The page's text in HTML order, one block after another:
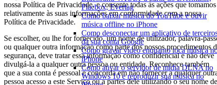
Flacbox, Evertag
Como baixar música do YouTube e ouvir
música offline no iPhone
Como desconectar um aplicativo de
da sua conta Google
Como gravar vídeo enquanto toca música
iPhone
Como ativar o servidor de mídia DLNA no
Windows 10 e reproduzir sua música no
nossa Política de Privacidade, e consente todas as ações que tomamos
relativamente às suas informações em conformidade com a nossa
Política de Privacidade.
Se escolher, ou lhe for fornecido, um nome de utilizador, palavra-
ou qualquer outra informação como parte dos nossos procedimentos
segurança, deve tratar essa informação como confidencial e não deve
divulgá-la a qualquer outra pessoa ou entidade. Reconhece também
que a sua conta é pessoal e concorda em não fornecer a qualquer
pessoa acesso a este Serviço ou a partes dele utilizando o seu nome de